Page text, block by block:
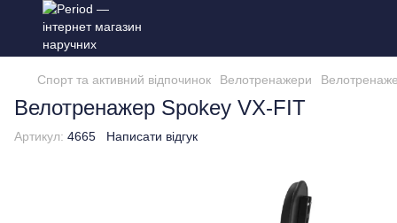
Спорт та активний відпочинок Велотренажери
Велотренажер Spokey VX-FIT
Артикул: 4665 Написати відгук